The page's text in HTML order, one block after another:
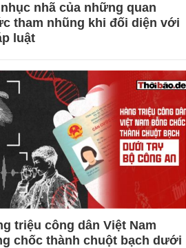
nhã của những quan
tham nhũng khi đối diện với
luật
triệu công dân Việt Nam
chốc thành chuột bạch dưới